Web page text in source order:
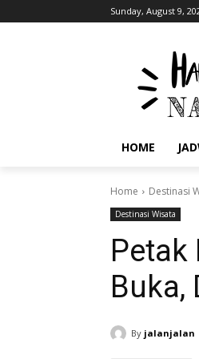
Sunday, August 9,
HOME
Home Destinasi
Destinasi Wisata
Petak
Buka,
By jalanjalan